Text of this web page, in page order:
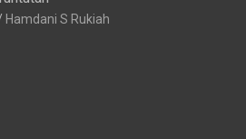
Hamdani S Rukiah